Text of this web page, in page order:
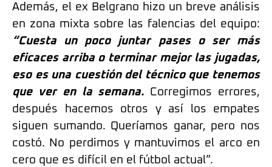
Además, el ex Belgrano hizo un breve análisis
en zona mixta sobre las falencias del equipo:
“Cuesta un poco juntar pases o ser más
eficaces arriba o terminar mejor las jugadas,
eso es una cuestión del técnico que tenemos
que ver en la semana. Corregimos errores,
después hacemos otros y así los empates
siguen sumando. Queríamos ganar, pero nos
costó. No perdimos y mantuvimos el arco en
cero que es difícil en el fútbol actual”.